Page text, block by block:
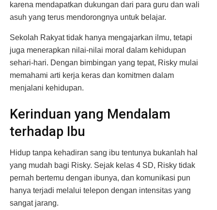
karena mendapatkan dukungan dari para guru dan wali
asuh yang terus mendorongnya untuk belajar.
Sekolah Rakyat tidak hanya mengajarkan ilmu, tetapi
juga menerapkan nilai-nilai moral dalam kehidupan
sehari-hari. Dengan bimbingan yang tepat, Risky mulai
memahami arti kerja keras dan komitmen dalam
menjalani kehidupan.
Kerinduan yang Mendalam
terhadap Ibu
Hidup tanpa kehadiran sang ibu tentunya bukanlah hal
yang mudah bagi Risky. Sejak kelas 4 SD, Risky tidak
pernah bertemu dengan ibunya, dan komunikasi pun
hanya terjadi melalui telepon dengan intensitas yang
sangat jarang.